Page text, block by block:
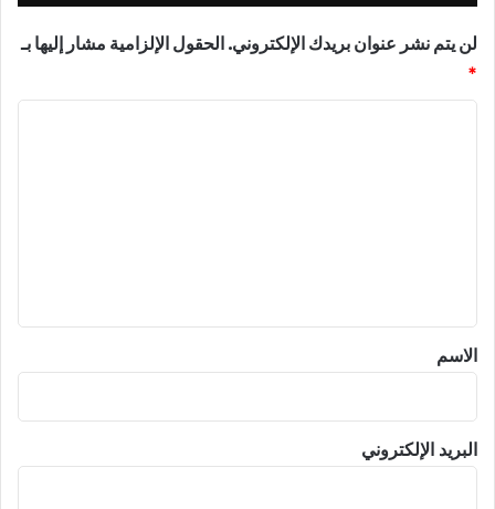
لن يتم نشر عنوان بريدك الإلكتروني. الحقول الإلزامية مشار إليها بـ
*
*
الاسم
البريد الإلكتروني